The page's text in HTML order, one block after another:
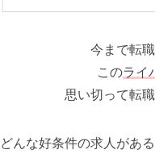
今まで転
このライ
思い切って転
どんな好条件の求人があ